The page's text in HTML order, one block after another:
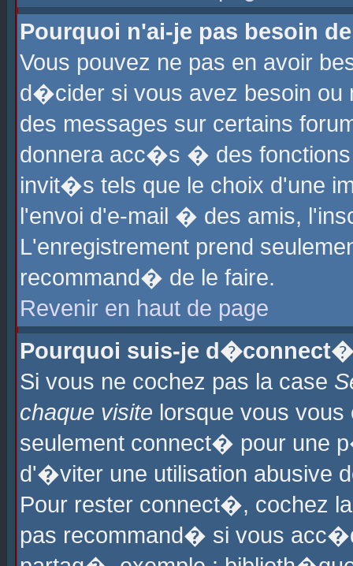
Pourquoi n'ai-je pas besoin
Vous pouvez ne pas en avoir
d�cider si vous avez besoin ou
des messages sur certains
donnera acc�s � des fonctions
invit�s tels que le choix d'une
l'envoi d'e-mail � des amis,
L'enregistrement prend
recommand� de le faire.
Revenir en haut de page
Pourquoi suis-je
Si vous ne cochez pas la case
chaque visite lorsque vous
seulement connect� pour une
d'�viter une utilisation abusive
Pour rester connect�, cochez
pas recommand� si vous